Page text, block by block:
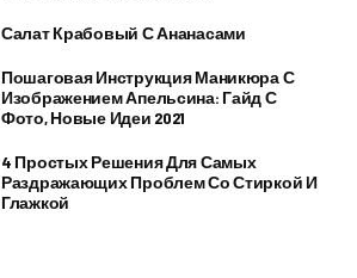
Салат Крабовый С Ананасами
Пошаговая Инструкция Маникюра С
Изображением Апельсина: Гайд С
Фото, Новые Идеи 2021
4 Простых Решения Для Самых
Раздражающих Проблем Со Стиркой И
Глажкой